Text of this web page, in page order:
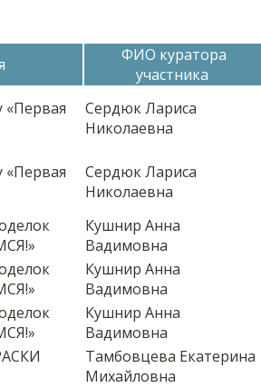
ФИО куратора
участника
«Первая
Сердюк Лариса
Николаевна
«Первая
Сердюк Лариса
Николаевна
Кушнир Анна
Вадимовна
Кушнир Анна
Вадимовна
Кушнир Анна
Вадимовна
Тамбовцева Екатерина
Михайловна